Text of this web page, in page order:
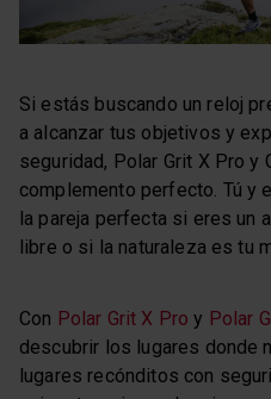
Si estás buscando un reloj
a alcanzar tus objetivos y
seguridad, Polar Grit X Pro y
complemento perfecto. Tú y
la pareja perfecta si eres un
libre o si la naturaleza es tu
Con Polar Grit X Pro y Polar
descubrir los lugares donde
lugares recónditos con